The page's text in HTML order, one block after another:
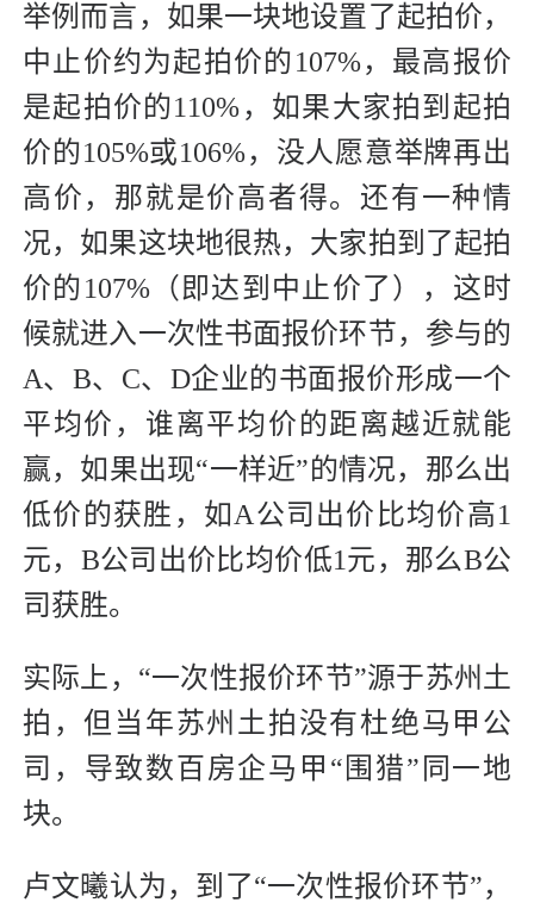
举例而言，如果一块地设置了起拍价，
中止价约为起拍价的107%，最高报价
是起拍价的110%，如果大家拍到起拍
价的105%或106%，没人愿意举牌再出
高价，那就是价高者得。还有一种情
况，如果这块地很热，大家拍到了起拍
价的107%（即达到中止价了），这时
候就进入一次性书面报价环节，参与的
A、B、C、D企业的书面报价形成一个
平均价，谁离平均价的距离越近就能
赢，如果出现“一样近”的情况，那么出
低价的获胜，如A公司出价比均价高1
元，B公司出价比均价低1元，那么B公
司获胜。
实际上，“一次性报价环节”源于苏州土
拍，但当年苏州土拍没有杜绝马甲公
司，导致数百房企马甲“围猎”同一地
块。
卢文曦认为，到了“一次性报价环节”，